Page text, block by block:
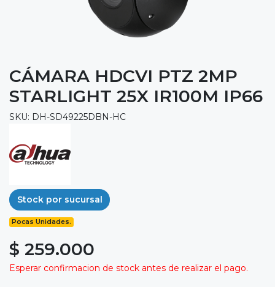
CÁMARA HDCVI PTZ 2MP
STARLIGHT 25X IR100M IP66
SKU: DH-SD49225DBN-HC
Stock por sucursal
Pocas Unidades.
$ 259.000
Esperar confirmacion de stock antes de realizar el pago.